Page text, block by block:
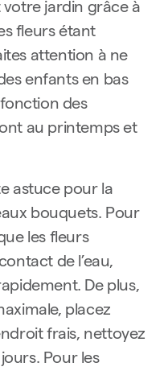
jardin grâce à
fleurs étant
attention à ne
enfants en bas
des
au printemps et
astuce pour la
bouquets. Pour
les fleurs
de l’eau,
De plus,
placez
frais, nettoyez
Pour les